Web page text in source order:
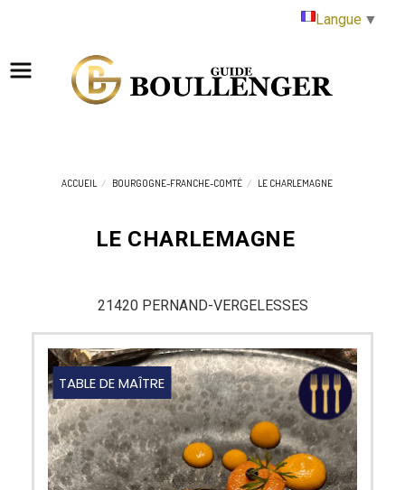
ACCUEIL BOURGOGNE-FRANCHE-COMTÉ LE CHARLEMAGNE
TABLE DE MAÎTRE
LE CHARLEMAGNE
21420 PERNAND-VERGELESSES
Langue ▼